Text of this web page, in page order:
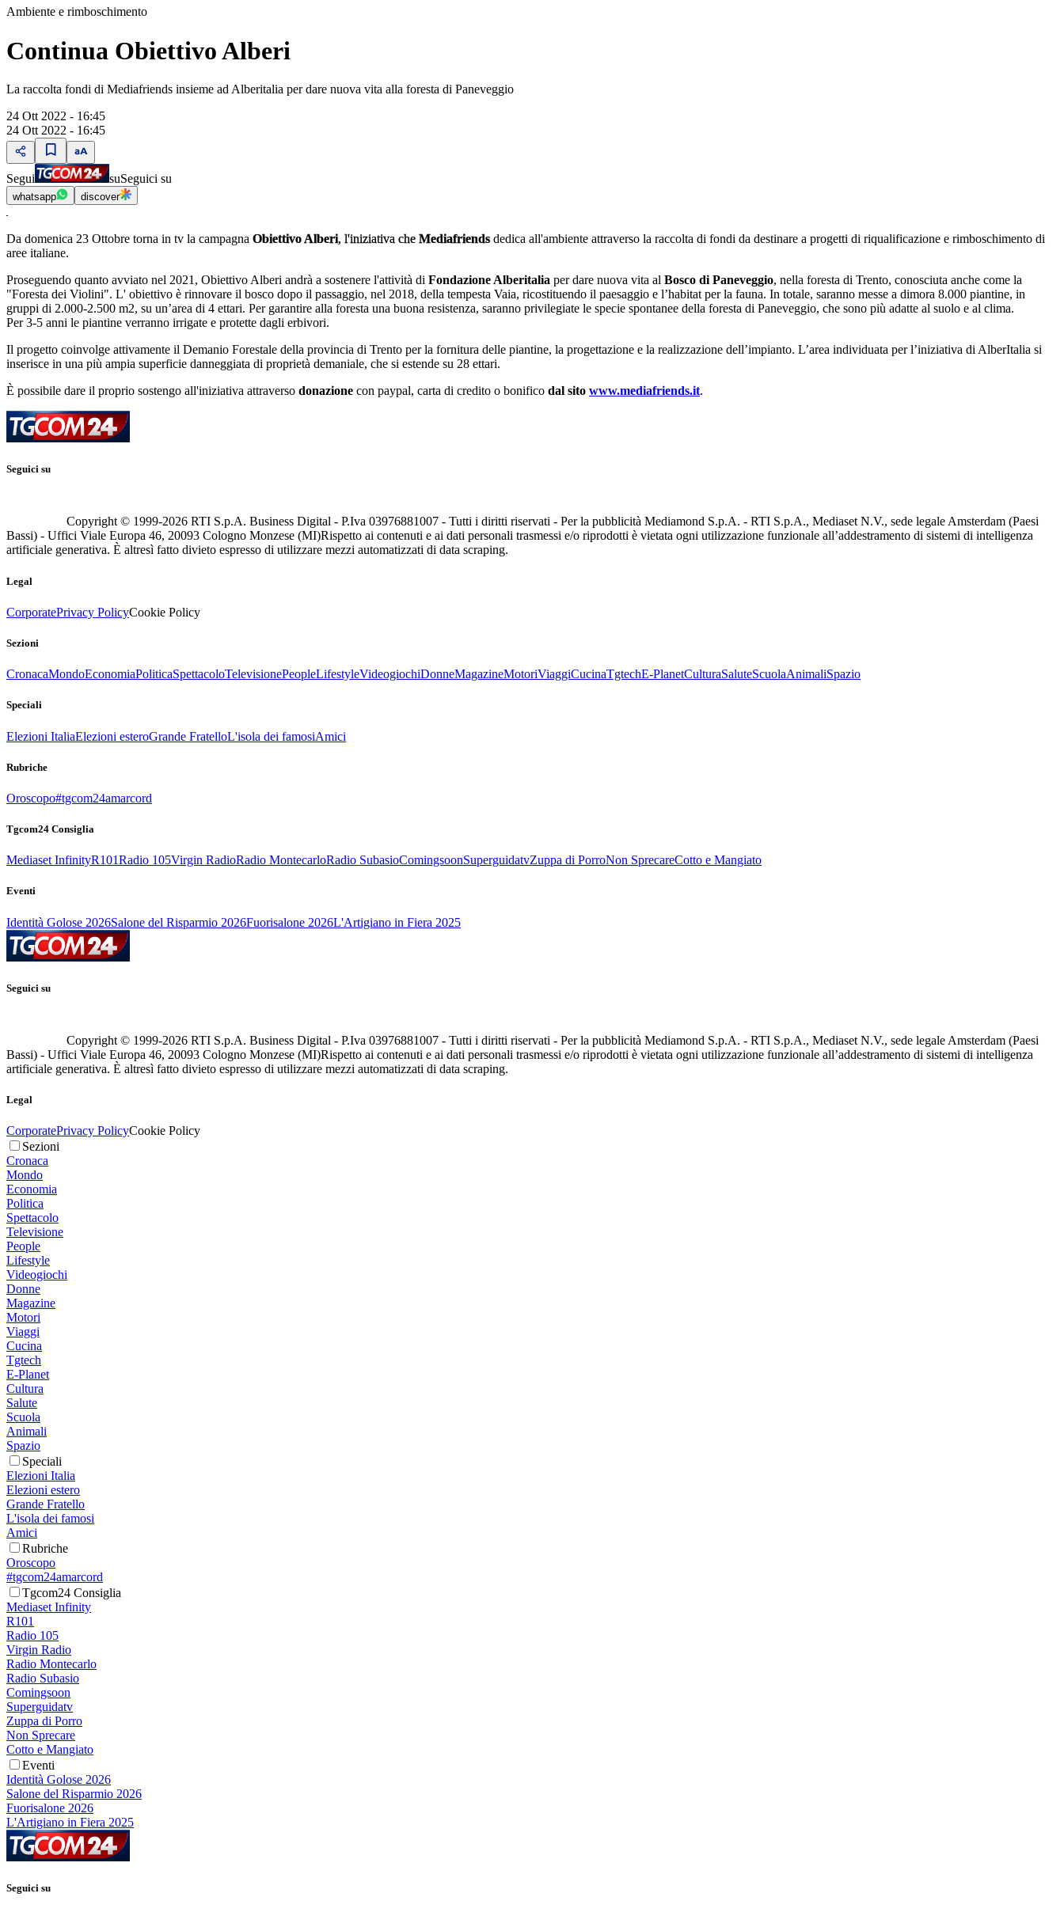
Ambiente e rimboschimento
Continua Obiettivo Alberi
La raccolta fondi di Mediafriends insieme ad Alberitalia per dare nuova vita alla foresta di Paneveggio
24 Ott 2022 - 16:45
24 Ott 2022 - 16:45
Segui suSeguici su
whatsapp discover
Da domenica 23 Ottobre torna in tv la campagna Obiettivo Alberi, l'iniziativa che Mediafriends dedica all'ambiente attraverso la raccolta di fondi da destinare a progetti di riqualificazione e rimboschimento di
aree italiane.
Proseguendo quanto avviato nel 2021, Obiettivo Alberi andrà a sostenere l'attività di Fondazione Alberitalia per dare nuova vita al Bosco di Paneveggio, nella foresta di Trento, conosciuta anche come la
"Foresta dei Violini". L' obiettivo è rinnovare il bosco dopo il passaggio, nel 2018, della tempesta Vaia, ricostituendo il paesaggio e l’habitat per la fauna. In totale, saranno messe a dimora 8.000 piantine, in
gruppi di 2.000-2.500 m2, su un’area di 4 ettari. Per garantire alla foresta una buona resistenza, saranno privilegiate le specie spontanee della foresta di Paneveggio, che sono più adatte al suolo e al clima.
Per 3-5 anni le piantine verranno irrigate e protette dagli erbivori.
Il progetto coinvolge attivamente il Demanio Forestale della provincia di Trento per la fornitura delle piantine, la progettazione e la realizzazione dell’impianto. L’area individuata per l’iniziativa di AlberItalia si
inserisce in una più ampia superficie danneggiata di proprietà demaniale, che si estende su 28 ettari.
È possibile dare il proprio sostengo all'iniziativa attraverso donazione con paypal, carta di credito o bonifico dal sito www.mediafriends.it.
Seguici su
Copyright © 1999-2026 RTI S.p.A. Business Digital - P.Iva 03976881007 - Tutti i diritti riservati - Per la pubblicità Mediamond S.p.A. - RTI S.p.A., Mediaset N.V., sede legale Amsterdam (Paesi
Bassi) - Uffici Viale Europa 46, 20093 Cologno Monzese (MI)Rispetto ai contenuti e ai dati personali trasmessi e/o riprodotti è vietata ogni utilizzazione funzionale all’addestramento di sistemi di intelligenza
artificiale generativa. È altresì fatto divieto espresso di utilizzare mezzi automatizzati di data scraping.
Legal
CorporatePrivacy PolicyCookie Policy
Sezioni
CronacaMondoEconomiaPoliticaSpettacoloTelevisionePeopleLifestyleVideogiochiDonneMagazineMotoriViaggiCucinaTgtechE-PlanetCulturaSaluteScuolaAnimaliSpazio
Speciali
Elezioni ItaliaElezioni esteroGrande FratelloL'isola dei famosiAmici
Rubriche
Oroscopo#tgcom24amarcord
Tgcom24 Consiglia
Mediaset InfinityR101Radio 105Virgin RadioRadio MontecarloRadio SubasioComingsoonSuperguidatvZuppa di PorroNon SprecareCotto e Mangiato
Eventi
Identità Golose 2026Salone del Risparmio 2026Fuorisalone 2026L'Artigiano in Fiera 2025
Seguici su
Copyright © 1999-2026 RTI S.p.A. Business Digital - P.Iva 03976881007 - Tutti i diritti riservati - Per la pubblicità Mediamond S.p.A. - RTI S.p.A., Mediaset N.V., sede legale Amsterdam (Paesi
Bassi) - Uffici Viale Europa 46, 20093 Cologno Monzese (MI)Rispetto ai contenuti e ai dati personali trasmessi e/o riprodotti è vietata ogni utilizzazione funzionale all’addestramento di sistemi di intelligenza
artificiale generativa. È altresì fatto divieto espresso di utilizzare mezzi automatizzati di data scraping.
Legal
CorporatePrivacy PolicyCookie Policy
Sezioni
Cronaca
Mondo
Economia
Politica
Spettacolo
Televisione
People
Lifestyle
Videogiochi
Donne
Magazine
Motori
Viaggi
Cucina
Tgtech
E-Planet
Cultura
Salute
Scuola
Animali
Spazio
Speciali
Elezioni Italia
Elezioni estero
Grande Fratello
L'isola dei famosi
Amici
Rubriche
Oroscopo
#tgcom24amarcord
Tgcom24 Consiglia
Mediaset Infinity
R101
Radio 105
Virgin Radio
Radio Montecarlo
Radio Subasio
Comingsoon
Superguidatv
Zuppa di Porro
Non Sprecare
Cotto e Mangiato
Eventi
Identità Golose 2026
Salone del Risparmio 2026
Fuorisalone 2026
L'Artigiano in Fiera 2025
Seguici su